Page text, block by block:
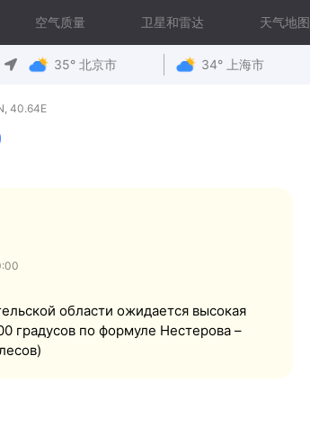
空气质量 卫星和雷达 天气地图
35° 北京市 34° 上海市
40.64E
области ожидается высокая
градусов по формуле Нестерова –